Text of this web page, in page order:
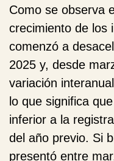
Como se observa
crecimiento de los
comenzó a
2025 y, desde
variación
lo que significa
inferior a la
del año previo. Si
presentó entre